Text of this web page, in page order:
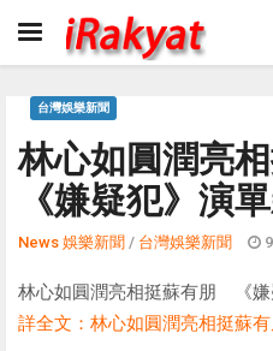
林心如圓潤亮
《嫌疑犯》演
台灣娛樂新聞
News 娛樂新聞 / 台灣娛樂新聞
林心如圓潤亮相挺蘇有朋 《嫌
詳全文：林心如圓潤亮相挺蘇